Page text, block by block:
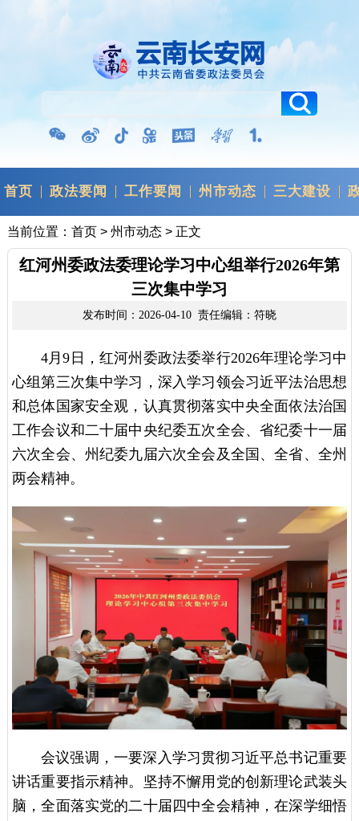
首页 政法要闻 工作要闻 州市动态 三大建设
当前位置： 首页> 州市动态> 正文
红河州委政法委理论学习中心组举行2026年第
三次集中学习
发布时间：2026-04-10 责任编辑：符晓
4月9日，红河州委政法委举行2026年理论学习中
心组第三次集中学习，深入学习领会习近平法治思想
和总体国家安全观，认真贯彻落实中央全面依法治国
工作会议和二十届中央纪委五次全会、省纪委十一届
六次全会、州纪委九届六次全会及全国、全省、全州
两会精神。
会议强调， 一要深入学习贯彻习近平总书记重要
讲话重要指示精神。坚持不懈用党的创新理论武装头
脑，全面落实党的二十届四中全会精神，在深学细悟